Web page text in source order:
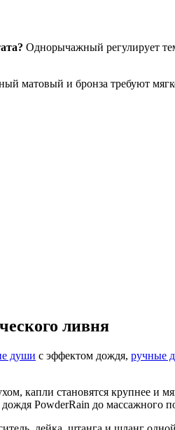
Однорычажный регулирует
матовый и бронза требуют
ливня
души с эффектом дождя, ручные
капли становятся крупнее и
PowderRain до массажного